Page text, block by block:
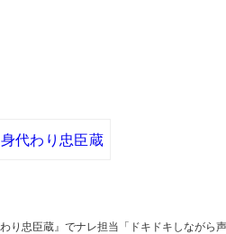
身代わり忠臣蔵
り忠臣蔵』でナレ担当「ドキドキしながら声